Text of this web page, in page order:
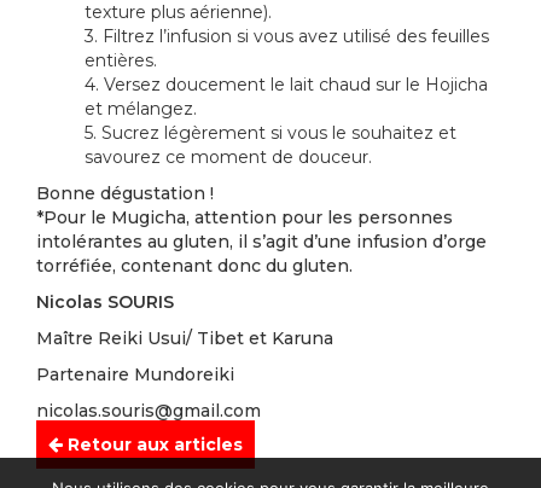
Retour aux articles
texture plus aérienne).
3. Filtrez l’infusion si vous avez utilisé des feuilles
entières.
4. Versez doucement le lait chaud sur le Hojicha
et mélangez.
5. Sucrez légèrement si vous le souhaitez et
savourez ce moment de douceur.
Bonne dégustation !
*Pour le Mugicha, attention pour les personnes
intolérantes au gluten, il s’agit d’une infusion d’orge
torréfiée, contenant donc du gluten.
Nicolas SOURIS
Maître Reiki Usui/ Tibet et Karuna
Partenaire Mundoreiki
nicolas.souris@gmail.com
06-63-16-56-31